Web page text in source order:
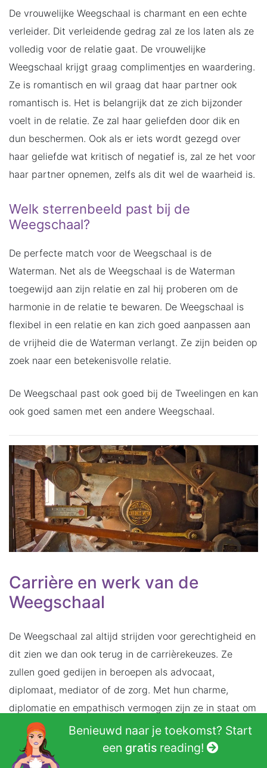
De vrouwelijke Weegschaal is charmant en een echte
verleider. Dit verleidende gedrag zal ze los laten als ze
volledig voor de relatie gaat. De vrouwelijke
Weegschaal krijgt graag complimentjes en waardering.
Ze is romantisch en wil graag dat haar partner ook
romantisch is. Het is belangrijk dat ze zich bijzonder
voelt in de relatie. Ze zal haar geliefden door dik en
dun beschermen. Ook als er iets wordt gezegd over
haar geliefde wat kritisch of negatief is, zal ze het voor
haar partner opnemen, zelfs als dit wel de waarheid is.
Welk sterrenbeeld past bij de
Weegschaal?
De perfecte match voor de Weegschaal is de
Waterman. Net als de Weegschaal is de Waterman
toegewijd aan zijn relatie en zal hij proberen om de
harmonie in de relatie te bewaren. De Weegschaal is
flexibel in een relatie en kan zich goed aanpassen aan
de vrijheid die de Waterman verlangt. Ze zijn beiden op
zoek naar een betekenisvolle relatie.
De Weegschaal past ook goed bij de Tweelingen en kan
ook goed samen met een andere Weegschaal.
Carrière en werk van de
Weegschaal
De Weegschaal zal altijd strijden voor gerechtigheid en
dit zien we dan ook terug in de carrièrekeuzes. Ze
zullen goed gedijen in beroepen als advocaat,
diplomaat, mediator of de zorg. Met hun charme,
diplomatie en empathisch vermogen zijn ze in staat om
goede leiders te zijn. Vaak zijn we dit niet terug, omdat
de Weegschaal over het algemeen een goed gevoel
prefereert boven geld. De Weegschaal zal dan ook
Benieuwd naar je toekomst? Start
een gratisreading!